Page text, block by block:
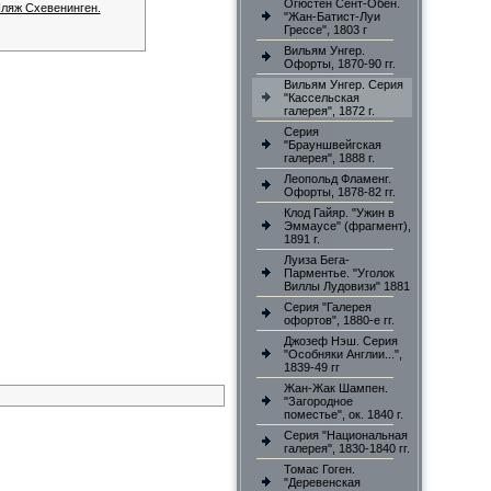
Схевенинген.
Огюстен Сент-Обен.
"Жан-Батист-Луи
Грессе", 1803 г
Вильям Унгер.
Офорты, 1870-90 гг.
Вильям Унгер. Серия
"Кассельская
галерея", 1872 г.
Серия
"Брауншвейгская
галерея", 1888 г.
Леопольд Фламенг.
Офорты, 1878-82 гг.
Клод Гайяр. "Ужин в
Эммаусе" (фрагмент),
1891 г.
Луиза Бега-
Парментье. "Уголок
Виллы Лудовизи" 1881
Серия "Галерея
офортов", 1880-е гг.
Джозеф Нэш. Серия
"Особняки Англии...",
1839-49 гг
Жан-Жак Шампен.
"Загородное
поместье", ок. 1840 г.
Серия "Национальная
галерея", 1830-1840 гг.
Томас Гоген.
"Деревенская